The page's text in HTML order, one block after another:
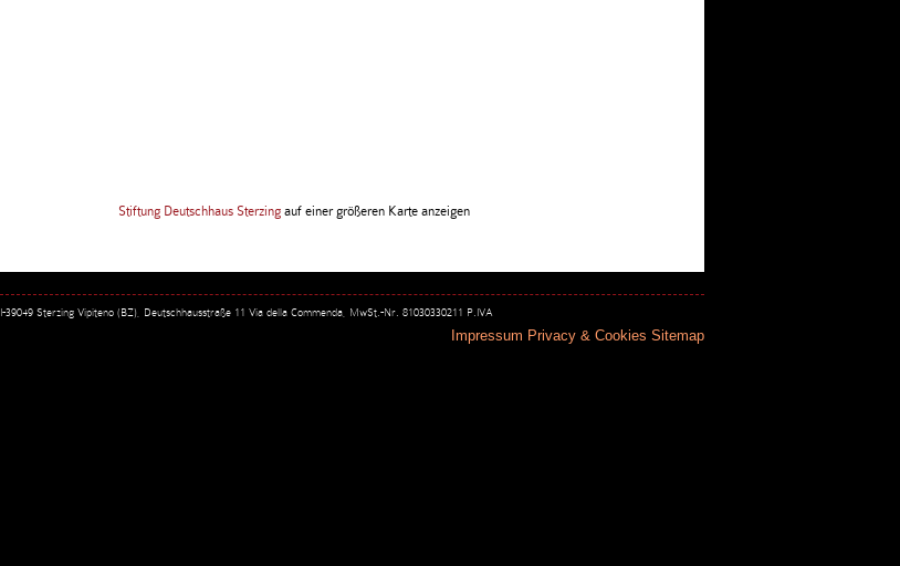
Stiftung Deutschhaus Sterzing auf einer größeren Karte anzeigen
I-39049 Sterzing Vipiteno (BZ), Deutschhausstraße 11 Via della Commenda, MwSt.-Nr. 81030330211 P.IVA
Impressum Privacy & Cookies Sitemap